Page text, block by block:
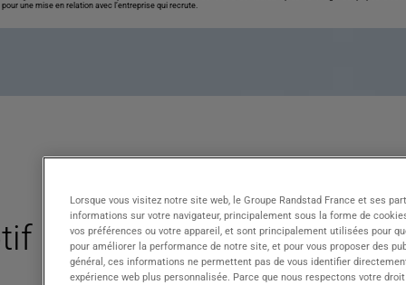
une mise en relation avec l’entreprise qui recrute.
du poste :
Lorsque vous visitez notre site web, le Groupe Randstad France et ses
informations sur votre navigateur, principalement sous la forme de
vos préférences ou votre appareil, et sont principalement utilisées pour
pour améliorer la performance de notre site, et pour vous proposer des
général, ces informations ne permettent pas de vous identifier
expérience web plus personnalisée. Parce que nous respectons votre